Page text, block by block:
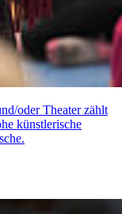
oder Theater zählt
künstlerische